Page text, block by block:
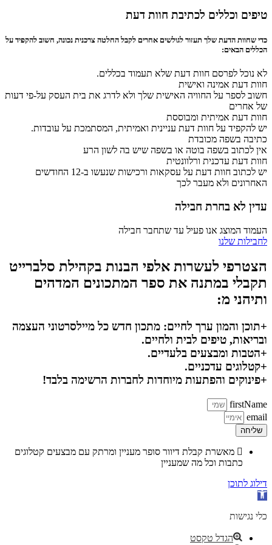
טיפים וכללים לכתיבת חוות דעת
כדי שחוות הדעת שלך תעזור לגולשים אחרים לקבל החלטה צרכנית נכונה, חשוב להקפיד על
הכללים הבאים:
לא נוכל לפרסם חוות דעת שלא תעמוד בכללים.
חוות דעת אמינה ואישית
חשוב לספר על החוויה האישית שלך ולא לדרג את בית העסק על-פי דעות
של אחרים
חוות דעת אמיתית ומבוססת
יש להקפיד על חוות דעת עניינית ואמיתית, המסתמכת על עובדות.
כתיבה בשפה מכובדת
אין לכתוב בשפה בוטה או בשפה שיש בה לשון הרע
חוות דעת עדכנית ורלוונטית
יש לכתוב חוות דעת על עסקאות ורכישות שנעשו ב-12 החודשים
האחרונים ולא מעבר לכך
עדין לא בחרת חבילה
העמוד המוצג אנו פעיל עד שתחבר חבילה
לחבילות שלנו
הצטרפי לעשרות אלפי הבנות בקהילת סלברייט
תקבלי במתנה את ספר המתכונים המדהים
ותיהני מ:
+תוכן והמון ערך לחיים: מתכון חדש כל מיילסרטוני העצמה
ובריאות, טיפים לבית ולחיים.
+הטבות ומבצעים בלעדיים.
+קטלוגים עדכניים.
+פינוקים והפתעות מיוחדות לחברות הרשימה בלבד!
firstName
email
שליחה
מאשרת קבלת דיוור סופר מעניין ומרתק עם מבצעים קטלוגים
כתבות וכל מה שמעניין
דילוג לתוכן
פתח סרגל נגישות
כלי נגישות
הגדל טקסט